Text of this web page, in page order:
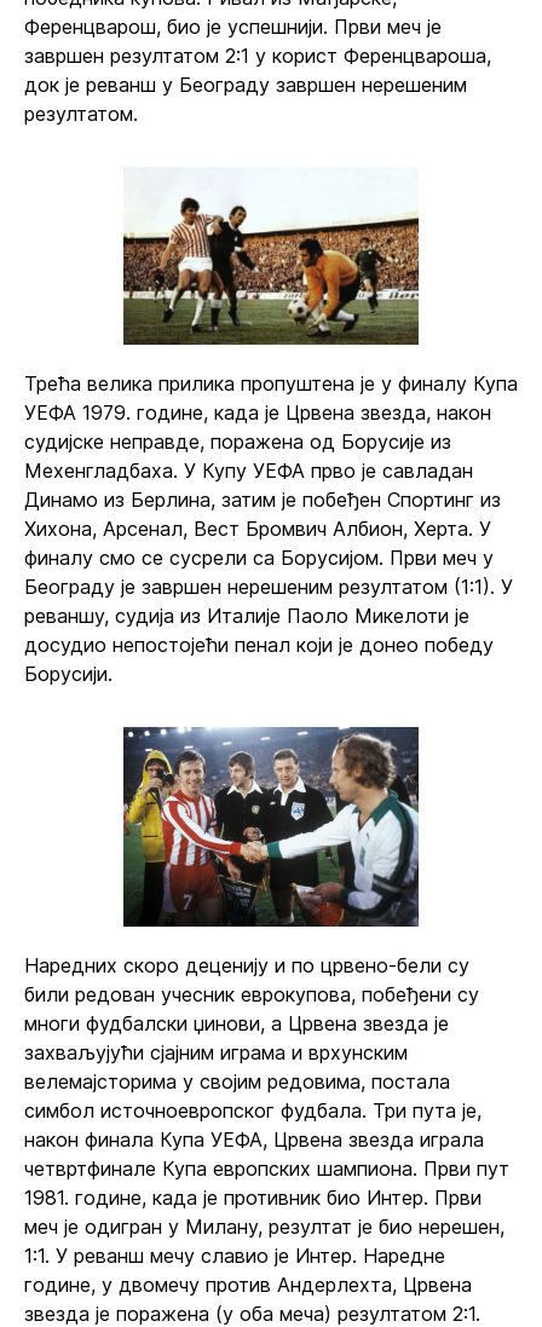
Ференцварош, био је успешнији. Први меч је
завршен резултатом 2:1 у корист Ференцвароша,
док је реванш у Београду завршен нерешеним
резултатом.
Трећа велика прилика пропуштена је у финалу Купа
УЕФА 1979. године, када је Црвена звезда, након
судијске неправде, поражена од Борусије из
Мехенгладбаха. У Купу УЕФА прво је савладан
Динамо из Берлина, затим је побеђен Спортинг из
Хихона, Арсенал, Вест Бромвич Албион, Херта. У
финалу смо се сусрели са Борусијом. Први меч у
Београду је завршен нерешеним резултатом (1:1). У
реваншу, судија из Италије Паоло Микелоти је
досудио непостојећи пенал који је донео победу
Борусији.
Наредних скоро деценију и по црвено-бели су
били редован учесник еврокупова, побеђени су
многи фудбалски џинови, а Црвена звезда је
захваљујући сјајним играма и врхунским
велемајсторима у својим редовима, постала
симбол источноевропског фудбала. Три пута је,
након финала Купа УЕФА, Црвена звезда играла
четвртфинале Купа европских шампиона. Први пут
1981. године, када је противник био Интер. Први
меч је одигран у Милану, резултат је био нерешен,
1:1. У реванш мечу славио је Интер. Наредне
године, у двомечу против Андерлехта, Црвена
звезда је поражена (у оба меча) резултатом 2:1.